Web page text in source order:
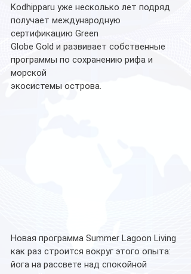
Kodhipparu уже несколько лет подряд
получает международную
сертификацию Green
Globe Gold и развивает собственные
программы по сохранению рифа и
морской
экосистемы острова.
Новая программа Summer Lagoon Living
как раз строится вокруг этого опыта:
йога на рассвете над спокойной